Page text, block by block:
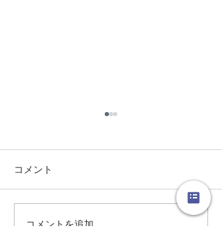
虹の見つけ方。
コメント
コメントを追加…